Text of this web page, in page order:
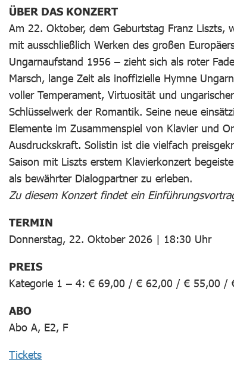
ÜBER DAS KONZERT
Am 22. Oktober, dem Geburtstag Franz Liszts,
mit ausschließlich Werken des großen
Ungarnaufstand 1956 – zieht sich als roter
Marsch, lange Zeit als inoffizielle Hymne
voller Temperament, Virtuosität und
Schlüsselwerk der Romantik. Seine neue
Elemente im Zusammenspiel von Klavier und
Ausdruckskraft. Solistin ist die vielfach
Saison mit Liszts erstem Klavierkonzert
als bewährter Dialogpartner zu erleben.
Zu diesem Konzert findet ein
TERMIN
Donnerstag, 22. Oktober 2026 | 18:30 Uhr
PREIS
Kategorie 1 – 4: € 69,00 / € 62,00 / € 55,00 /
ABO
Abo A, E2, F
Tickets